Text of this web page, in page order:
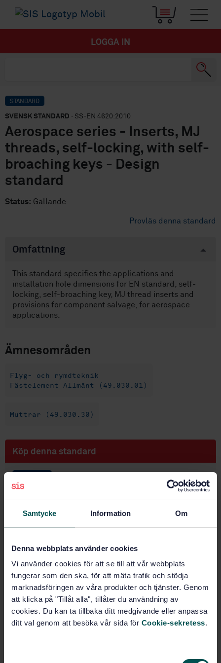
Samtycke Information Om
Denna webbplats använder cookies
Vi använder cookies för att se till att vår webbplats
fungerar som den ska, för att mäta trafik och stödja
marknadsföringen av våra produkter och tjänster. Genom
att klicka på "Tillåt alla", tillåter du användning av
cookies. Du kan ta tillbaka ditt medgivande eller anpassa
ditt val genom att besöka vår sida för Cookie-sekretess.
LOGGA IN
STANDARD
SVENSK STANDARD · SS-EN 4620:2010
Aerospace series - Inserts, MJ
threads, self-locking, with self-
broaching keys - Design
standard
Status: Gällande
Provläs denna standard
Omfattning
This standard specifies the applications and
installation hole dimensions for EN standard, self-
locking, self-broaching key, MJ thread inserts and
provisions for component salvage, for aerospace
applications.
Ämnesområden
Flyg- och rymdteknik
Fästelement Allmänt (49.030.01)
Muttrar (49.030.30)
Köp denna standard
SVENSK STANDARD
with self-broaching keys - Design standard
PDF
Lägg i varukorgen
Fler alternativ